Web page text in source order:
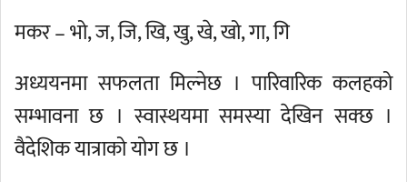
मकर – भो, ज, जि, खि, खु, खे, खो, गा, गि
अध्ययनमा सफलता मिल्नेछ । पारिवारिक कलहको
सम्भावना छ । स्वास्थयमा समस्या देखिन सक्छ ।
वैदेशिक यात्राको योग छ ।